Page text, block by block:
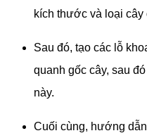
kích thước và loại cây
Sau đó, tạo các lỗ
quanh gốc cây, sau
này.
Cuối cùng, hướng